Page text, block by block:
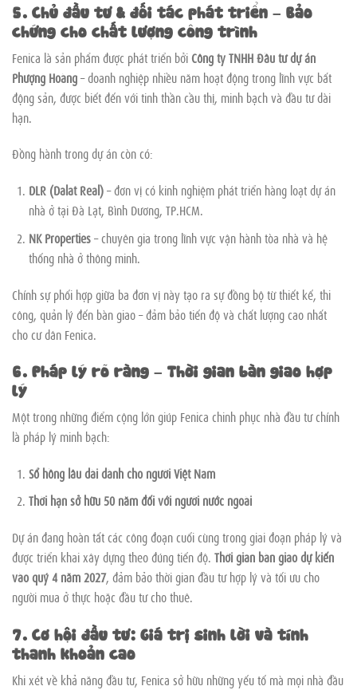
5. Chủ đầu tư & đối tác phát triển – Bảo
chứng cho chất lượng công trình
Fenica là sản phẩm được phát triển bởi Công ty TNHH Đầu tư dự án
Phượng Hoàng– doanh nghiệp nhiều năm hoạt động trong lĩnh vực bất
động sản, được biết đến với tinh thần cầu thị, minh bạch và đầu tư dài
hạn.
Đồng hành trong dự án còn có:
DLR (Dalat Real)– đơn vị có kinh nghiệm phát triển hàng loạt dự án
nhà ở tại Đà Lạt, Bình Dương, TP.HCM.
NK Properties– chuyên gia trong lĩnh vực vận hành tòa nhà và hệ
thống nhà ở thông minh.
Chính sự phối hợp giữa ba đơn vị này tạo ra sự đồng bộ từ thiết kế, thi
công, quản lý đến bàn giao – đảm bảo tiến độ và chất lượng cao nhất
cho cư dân Fenica.
6. Pháp lý rõ ràng – Thời gian bàn giao hợp
lý
Một trong những điểm cộng lớn giúp Fenica chinh phục nhà đầu tư chính
là pháp lý minh bạch:
Sổ hồng lâu dài dành cho người Việt Nam
Thời hạn sở hữu 50 năm đối với người nước ngoài
Dự án đang hoàn tất các công đoạn cuối cùng trong giai đoạn pháp lý và
được triển khai xây dựng theo đúng tiến độ. Thời gian bàn giao dự kiến
vào quý 4 năm 2027, đảm bảo thời gian đầu tư hợp lý và tối ưu cho
người mua ở thực hoặc đầu tư cho thuê.
7. Cơ hội đầu tư: Giá trị sinh lời và tính
thanh khoản cao
Khi xét về khả năng đầu tư, Fenica sở hữu những yếu tố mà mọi nhà đầu